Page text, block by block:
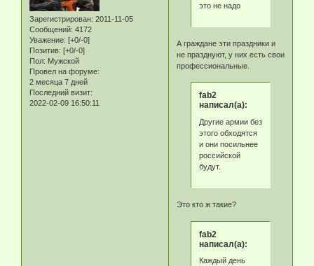
Зарегистрирован: 2011-11-05
Сообщений: 4172
Уважение: [+0/-0]
Позитив: [+0/-0]
Пол: Мужской
Провел на форуме:
2 месяца 7 дней
Последний визит:
2022-02-09 16:50:11
это не надо
А граждане эти праздники и
не празднуют, у них есть свои
профессиональные.
fab2
написал(а):
Другие армии без
этого обходятся
и они посильнее
российской
будут.
Это кто ж такие?
fab2
написал(а):
Каждый день